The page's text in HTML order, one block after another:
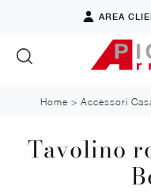
AREA
Home > Accessori
Tavolino